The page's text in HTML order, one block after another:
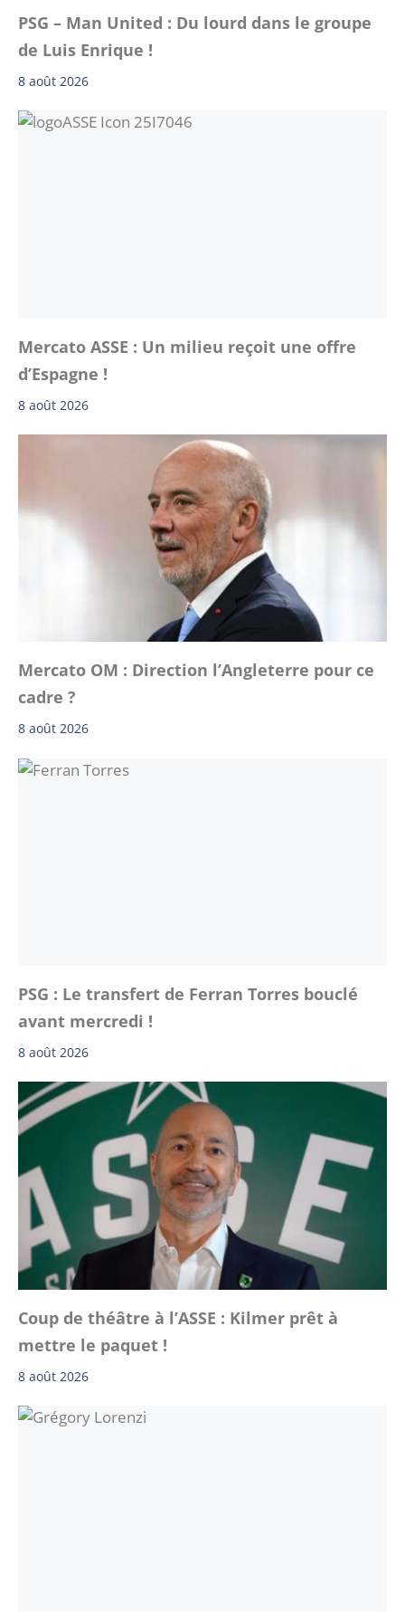
PSG – Man United : Du lourd dans le groupe
de Luis Enrique !
8 août 2026
Mercato ASSE : Un milieu reçoit une offre
d’Espagne !
8 août 2026
Mercato OM : Direction l’Angleterre pour ce
cadre ?
8 août 2026
PSG : Le transfert de Ferran Torres bouclé
avant mercredi !
8 août 2026
Coup de théâtre à l’ASSE : Kilmer prêt à
mettre le paquet !
8 août 2026